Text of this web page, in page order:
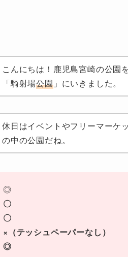
こんにちは！鹿児島宮崎の公園
「騎射場公園」にいきました。
休日はイベントやフリーマーケ
の中の公園だね。
◎
テッシュペーパーなし）